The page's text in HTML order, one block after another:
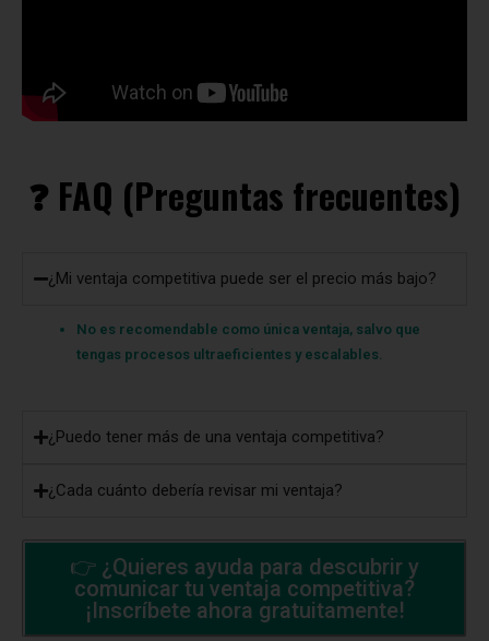
❓ FAQ (Preguntas frecuentes)
¿Mi ventaja competitiva puede ser el precio más bajo?
No es recomendable como única ventaja, salvo que
tengas procesos ultraeficientes y escalables.
¿Puedo tener más de una ventaja competitiva?
¿Cada cuánto debería revisar mi ventaja?
👉 ¿Quieres ayuda para descubrir y
comunicar tu ventaja competitiva?
¡Inscríbete ahora gratuitamente!